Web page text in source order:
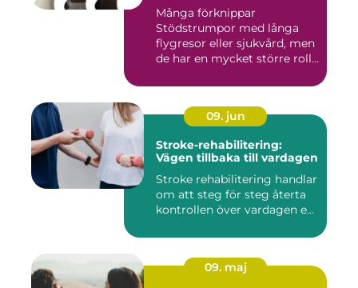
Många förknippar
Stödstrumpor med långa
flygresor eller sjukvård, men
de har en mycket större roll
09. jun
Stroke-rehabilitering:
Vägen tillbaka till vardagen
Stroke rehabilitering handlar
om att steg för steg återta
kontrollen över vardagen e...
09. maj